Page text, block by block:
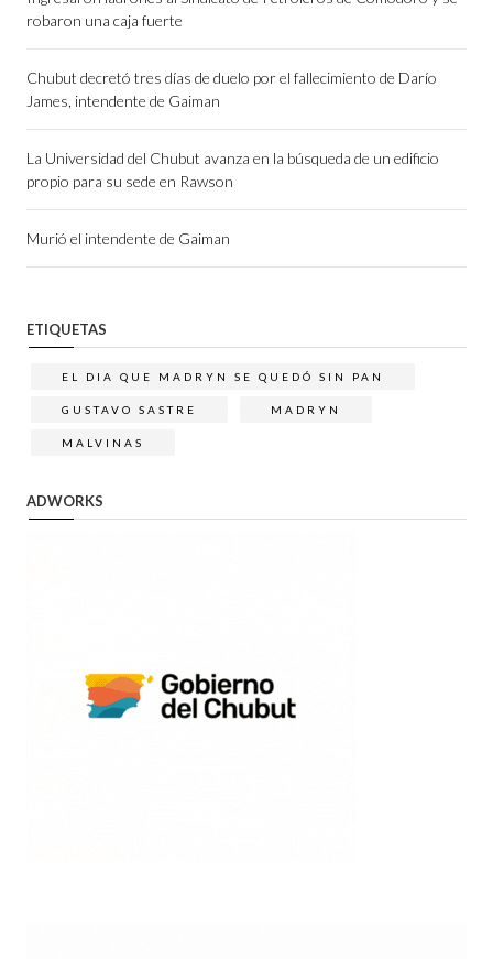
robaron una caja fuerte
Chubut decretó tres días de duelo por el fallecimiento de Darío
James, intendente de Gaiman
La Universidad del Chubut avanza en la búsqueda de un edificio
propio para su sede en Rawson
Murió el intendente de Gaiman
ETIQUETAS
EL DIA QUE MADRYN SE QUEDÓ SIN PAN
GUSTAVO SASTRE MADRYN
MALVINAS
ADWORKS